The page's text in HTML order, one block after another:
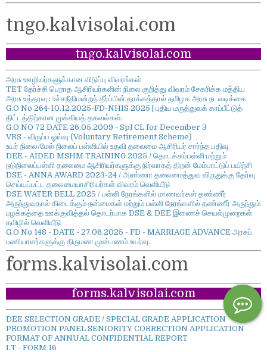
tngo.kalvisolai.com
tngo.kalvisolai.com
அரசு ஊழியர்களுக்கான விடுப்பு விவரங்கள்
TET தேர்ச்சி பெறாத ஆசிரியர்களின் நிலை குறித்து விவரம் சேகரிக்க மத்திய
அரசு உத்தரவு : உச்சநீதிமன்றத் தீர்ப்பின் தாக்கத்தால் தமிழக அரசு நடவடிக்கை
G.O No 264-10.12.2025-FD-NHIS 2025 | புதிய மருத்துவக் காப்பீட்டுத்
திட்டத்திற்கான முக்கியத் தகவல்கள்.
G.O NO 72 DATE 26.05.2009 - Spl CL for December 3
VRS - விருப்ப ஓய்வு (Voluntary Retirement Scheme)
உயர் நிலை/மேல் நிலைப் பள்ளியில் உதவி தலைமை ஆசிரியர் சார்ந்த பதிவு
DEE - AIDED MSHM TRAINING 2025 / தொடக்கப்பள்ளி மற்றும்
நடுநிலைப்பள்ளி தலைமை ஆசிரியர்களுக்கு நிர்வாகத் திறன் மேம்பாட்டுப் பயிற்சி
DSE - ANNA AWARD 2023-24 / அண்ணா தலைமைத்துவ விருதுக்கு தேர்வு
செய்யப்பட்ட தலைமையாசிரியர்கள் விவரம் வெளியீடு
DSE WATER BELL 2025 / பள்ளி நேரங்களில் மாணவர்கள் தண்ணீர்
அருந்துவதால் கிடைக்கும் நன்மைகள் மற்றும் பள்ளி நேரங்களில் தண்ணீர் அருந்தும்
பழக்கத்தை ஊக்குவித்தல் தொடர்பாக DSE & DEE இணைச் செயல்முறைகள்
தமிழில் வெளியீடு
G.O No 148 - DATE - 27.06.2025 - FD - MARRIAGE ADVANCE அரசுப்
பணியாளர்களுக்கு திருமண முன்பணம் உயர்வு.
forms.kalvisolai.com
forms.kalvisolai.com
DEE SELECTION GRADE / SPECIAL GRADE APPLICATION
PROMOTION PANEL SENIORITY CORRECTION APPLICATION
FORMAT OF ANNUAL CONFIDENTIAL REPORT
I.T - FORM 16